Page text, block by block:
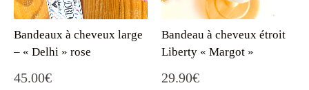
Bandeaux à cheveux large
– « Delhi » rose
45.00€
Bandeau à cheveux étroit
Liberty « Margot »
29.90€